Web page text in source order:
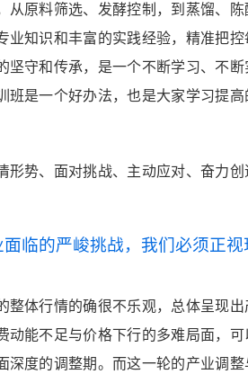
从原料筛选、发酵控制，到蒸馏、
业知识和丰富的实践经验，精准把
坚守和传承，是一个不断学习、不
班是一个好办法，也是大家学习提
形势、面对挑战、主动应对、奋力
临的严峻挑战，我们必须正视
整体行情的确很不乐观，总体呈现
动能不足与价格下行的多难局面，
深度的调整期。而这一轮的产业调